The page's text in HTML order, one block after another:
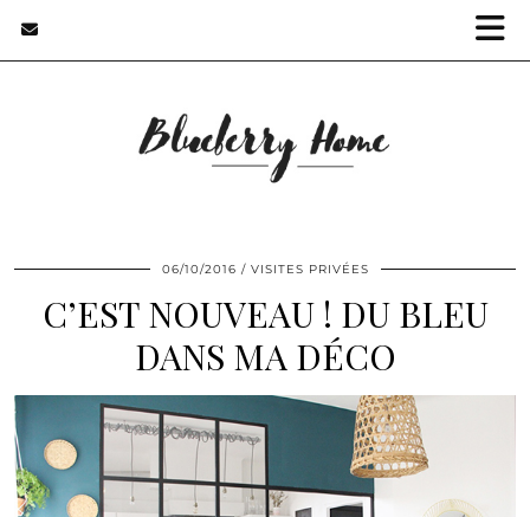
06/10/2016 VISITES PRIVÉES
C’EST NOUVEAU ! DU BLEU
DANS MA DÉCO